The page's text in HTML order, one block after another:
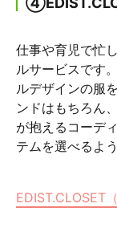
仕事や育児で忙
ルサービスです
ルデザインの服
ンドはもちろん
が抱えるコーデ
テムを選べるよ
EDIST.CLOSET